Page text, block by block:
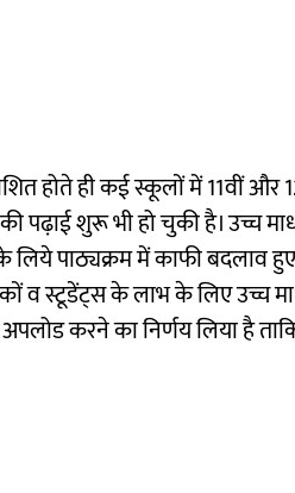
होते ही कई स्कूलों में 11वीं और
पढ़ाई शुरू भी हो चुकी है। उच्च
पाठ्यक्रम में काफी बदलाव
व स्टूडेंट्स के लाभ के लिए उच्च
करने का निर्णय लिया है